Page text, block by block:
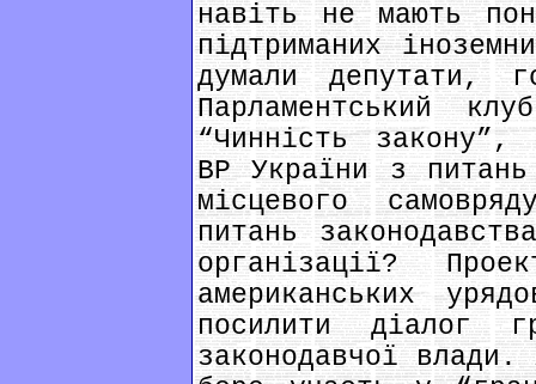
навіть не мають
підтриманих
думали депутати,
Парламентський
“Чинність закону”,
ВР України з питань
місцевого
питань
організації?
американських
посилити діалог
законодавчої